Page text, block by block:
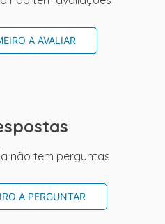
A AVALIAR
não tem perguntas
A PERGUNTAR